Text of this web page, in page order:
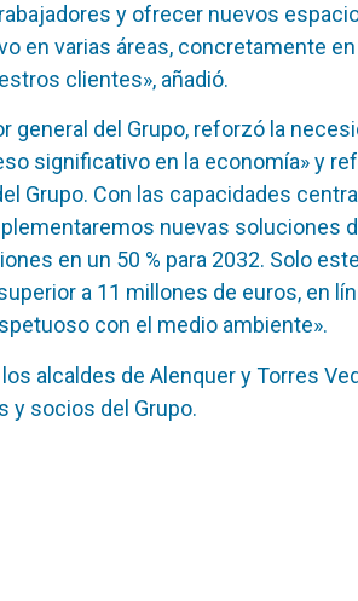
y ofrecer nuevos
en varias áreas, concretamente
clientes», añadió.
general del Grupo, reforzó la
significativo en la economía» y
Grupo. Con las capacidades
nuevas soluciones
en un 50 % para 2032. Solo
a 11 millones de euros, en
con el medio ambiente».
alcaldes de Alenquer y Torres
y socios del Grupo.